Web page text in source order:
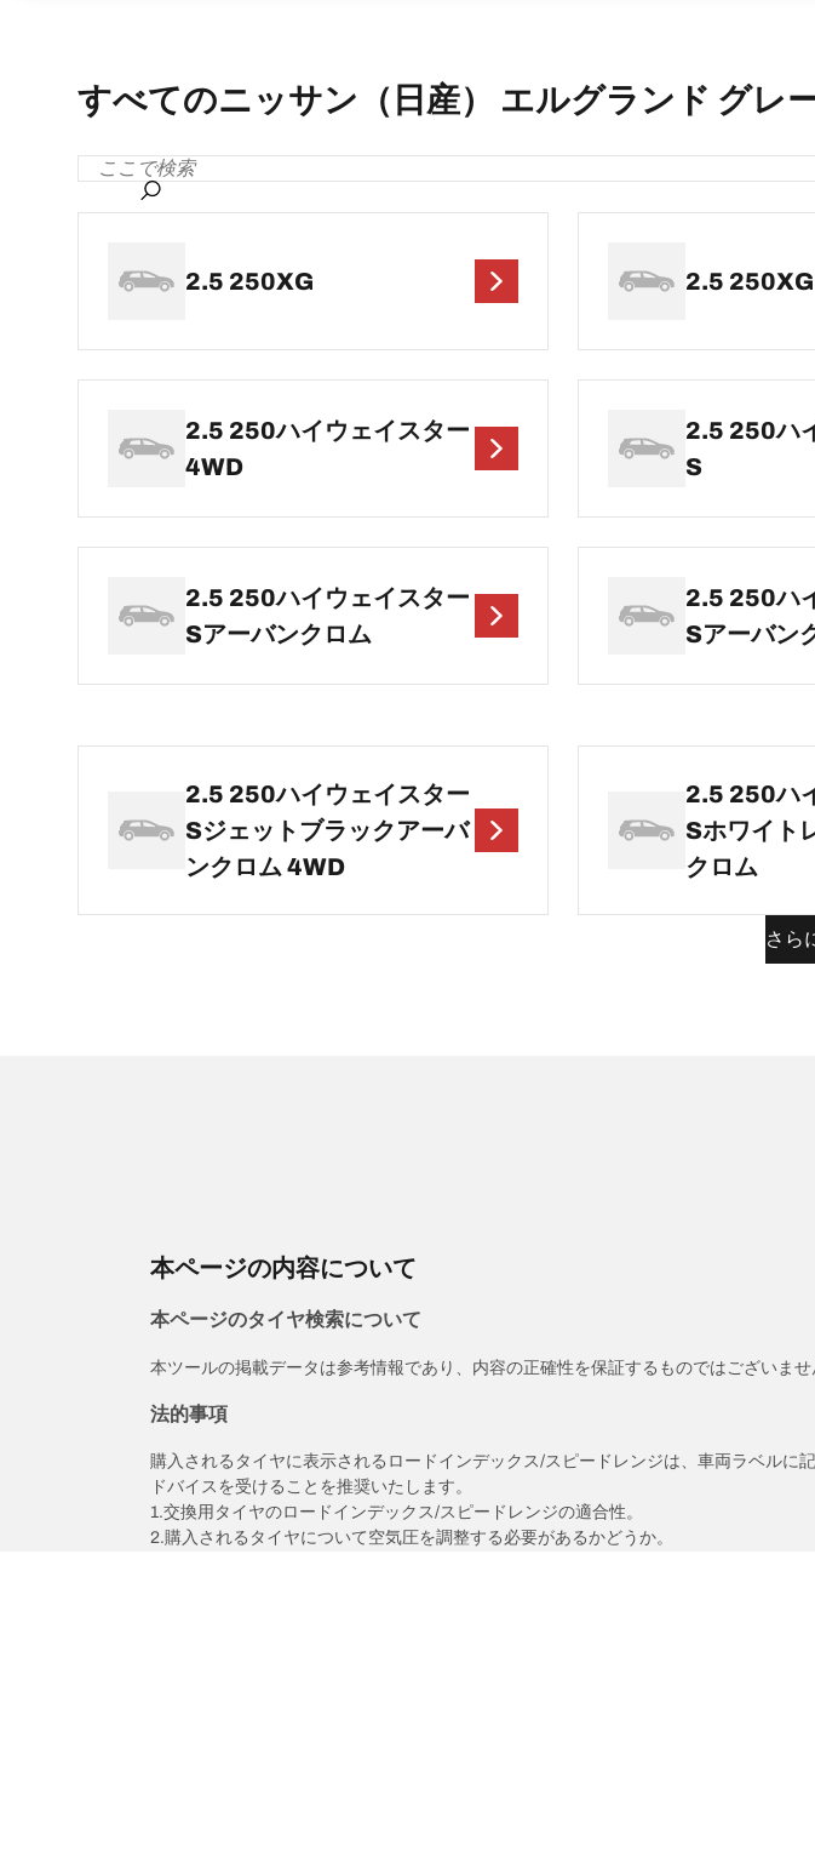
すべてのニッサン（日産） エルグランド グレ
2.5 250XG 2.5
2.5 250ハイウェイスター
4WD
2.5 250ハ
S
2.5 250ハイウェイスター
Sアーバンクロム
2.5 250ハ
Sアーバン
2.5 250ハイウェイスター
Sジェットブラックアーバ
ンクロム 4WD
2.5 250ハ
Sホワイト
クロム
さら
本ページの内容について
本ページのタイヤ検索について
本ツールの掲載データは参考情報であり、内容の正確性を保証するものではございま
法的事項
購入されるタイヤに表示されるロードインデックス/スピードレンジは、車両ラベル
ドバイスを受けることを推奨いたします。
1.交換用タイヤのロードインデックス/スピードレンジの適合性。
2.購入されるタイヤについて空気圧を調整する必要があるかどうか。